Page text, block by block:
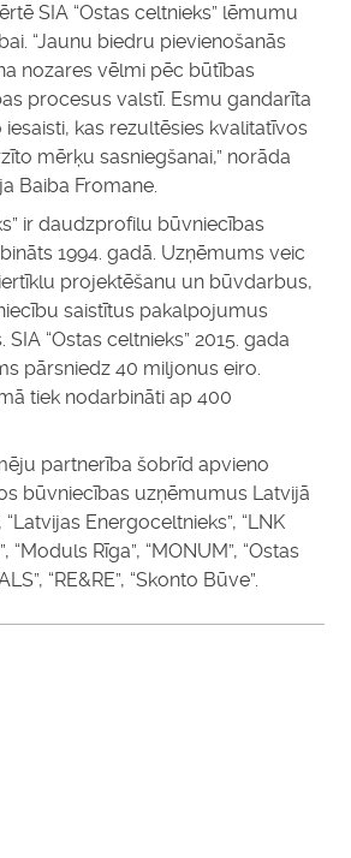
SIA “Ostas celtnieks” lēmumu
“Jaunu biedru pievienošanās
nozares vēlmi pēc būtības
procesus valstī. Esmu gandarīta
kas rezultēsies kvalitatīvos
mērķu sasniegšanai,” norāda
Baiba Fromane.
ir daudzprofilu būvniecības
1994. gadā. Uzņēmums veic
projektēšanu un būvdarbus,
saistītus pakalpojumus
“Ostas celtnieks” 2015. gada
pārsniedz 40 miljonus eiro.
tiek nodarbināti ap 400
partnerība šobrīd apvieno
būvniecības uzņēmumus Latvijā
“Latvijas Energoceltnieks”, “LNK
“Moduls Rīga”, “MONUM”, “Ostas
“RE&RE”, “Skonto Būve”.